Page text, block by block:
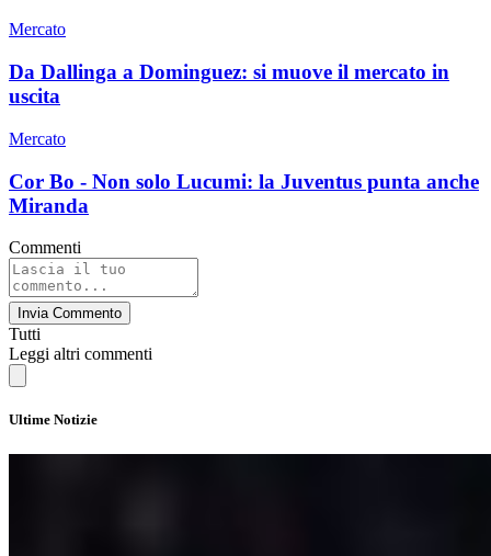
Mercato
Da Dallinga a Dominguez: si muove il mercato in
uscita
Mercato
Cor Bo - Non solo Lucumi: la Juventus punta anche
Miranda
Commenti
Invia Commento
Tutti
Leggi altri commenti
Ultime Notizie